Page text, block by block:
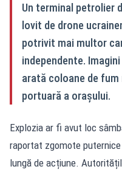
Un terminal petrolier
lovit de drone
potrivit mai multor
independente.
arată coloane de fum
portuară a orașului.
Explozia ar fi avut loc
raportat zgomote
lungă de acțiune.